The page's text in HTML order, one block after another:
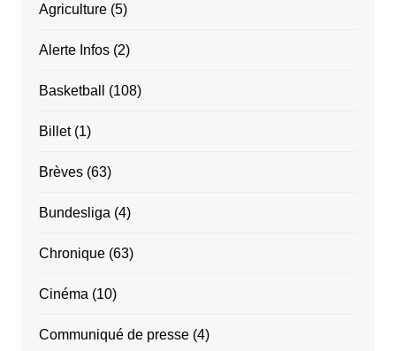
Agriculture(5)
Alerte Infos(2)
Basketball (108)
Billet(1)
Brèves(63)
Bundesliga (4)
Chronique(63)
Cinéma (10)
Communiqué de presse(4)